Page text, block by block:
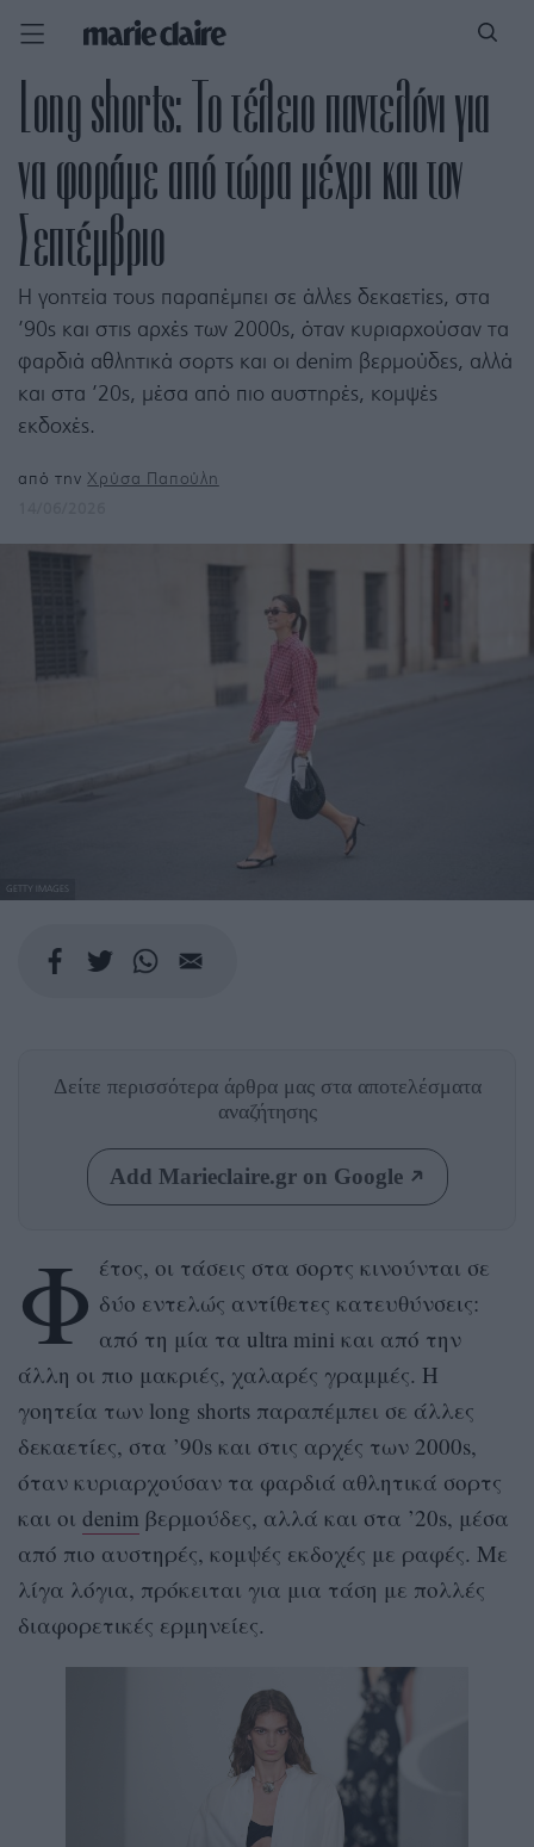
Long shorts: Το τέλειο παντελόνι για
να φοράμε από τώρα μέχρι και τον
Σεπτέμβριο
Η γοητεία τoυς παραπέμπει σε άλλες δεκαετίες, στα
’90s και στις αρχές των 2000s, όταν κυριαρχούσαν τα
φαρδιά αθλητικά σορτς και οι denim βερμούδες, αλλά
και στα ’20s, μέσα από πιο αυστηρές, κομψές
εκδοχές.
από τηνΧρύσα Παπούλη
GETTY IMAGES
Δείτε περισσότερα άρθρα μας στα αποτελέσματα
αναζήτησης
Add Marieclaire.gr on Google
Φ έτος, οι τάσεις στα σορτς κινούνται σε
δύο εντελώς αντίθετες κατευθύνσεις:
από τη μία τα ultra mini και από την
άλλη οι πιο μακριές, χαλαρές γραμμές. Η
γοητεία των long shorts παραπέμπει σε άλλες
δεκαετίες, στα ’90s και στις αρχές των 2000s,
όταν κυριαρχούσαν τα φαρδιά αθλητικά σορτς
και οι denim βερμούδες, αλλά και στα ’20s, μέσα
από πιο αυστηρές, κομψές εκδοχές με ραφές. Με
λίγα λόγια, πρόκειται για μια τάση με πολλές
διαφορετικές ερμηνείες.